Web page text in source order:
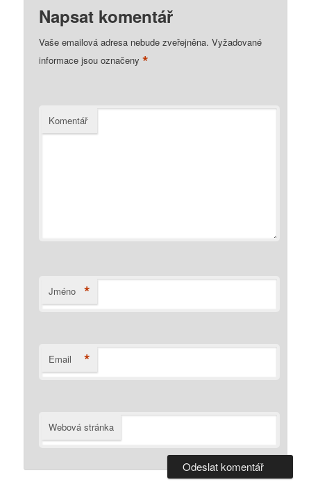
Napsat komentář
Vaše emailová adresa nebude zveřejněna. Vyžadované
informace jsou označeny*
Komentář
Jméno *
Email *
Webová stránka